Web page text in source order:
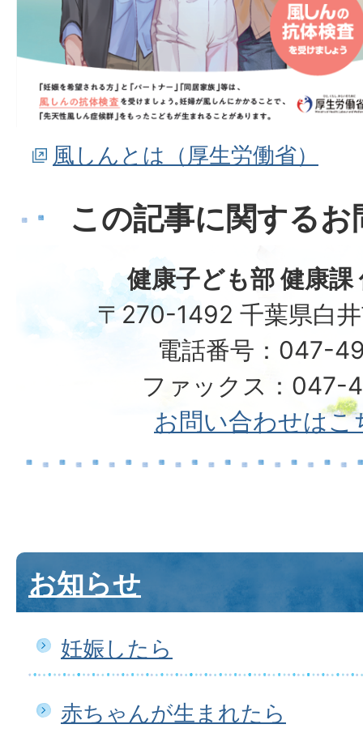
風しんとは（厚生労働省）
この記事に関する
健康子ども部 健康課
〒270-1492 千葉県白
電話番号：047-
ファックス：047-
お問い合わせはこ
お知らせ
妊娠したら
赤ちゃんが生まれたら